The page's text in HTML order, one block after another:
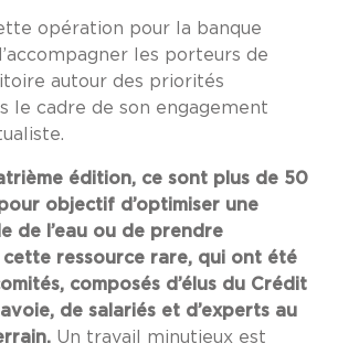
opération pour la banque
les porteurs de
autour des priorités
le cadre de son engagement
édition, ce sont plus de 50
objectif d’optimiser une
de l’eau ou de prendre
cette ressource rare, qui ont été
composés d’élus du Crédit
de salariés et d’experts au
Un travail minutieux est